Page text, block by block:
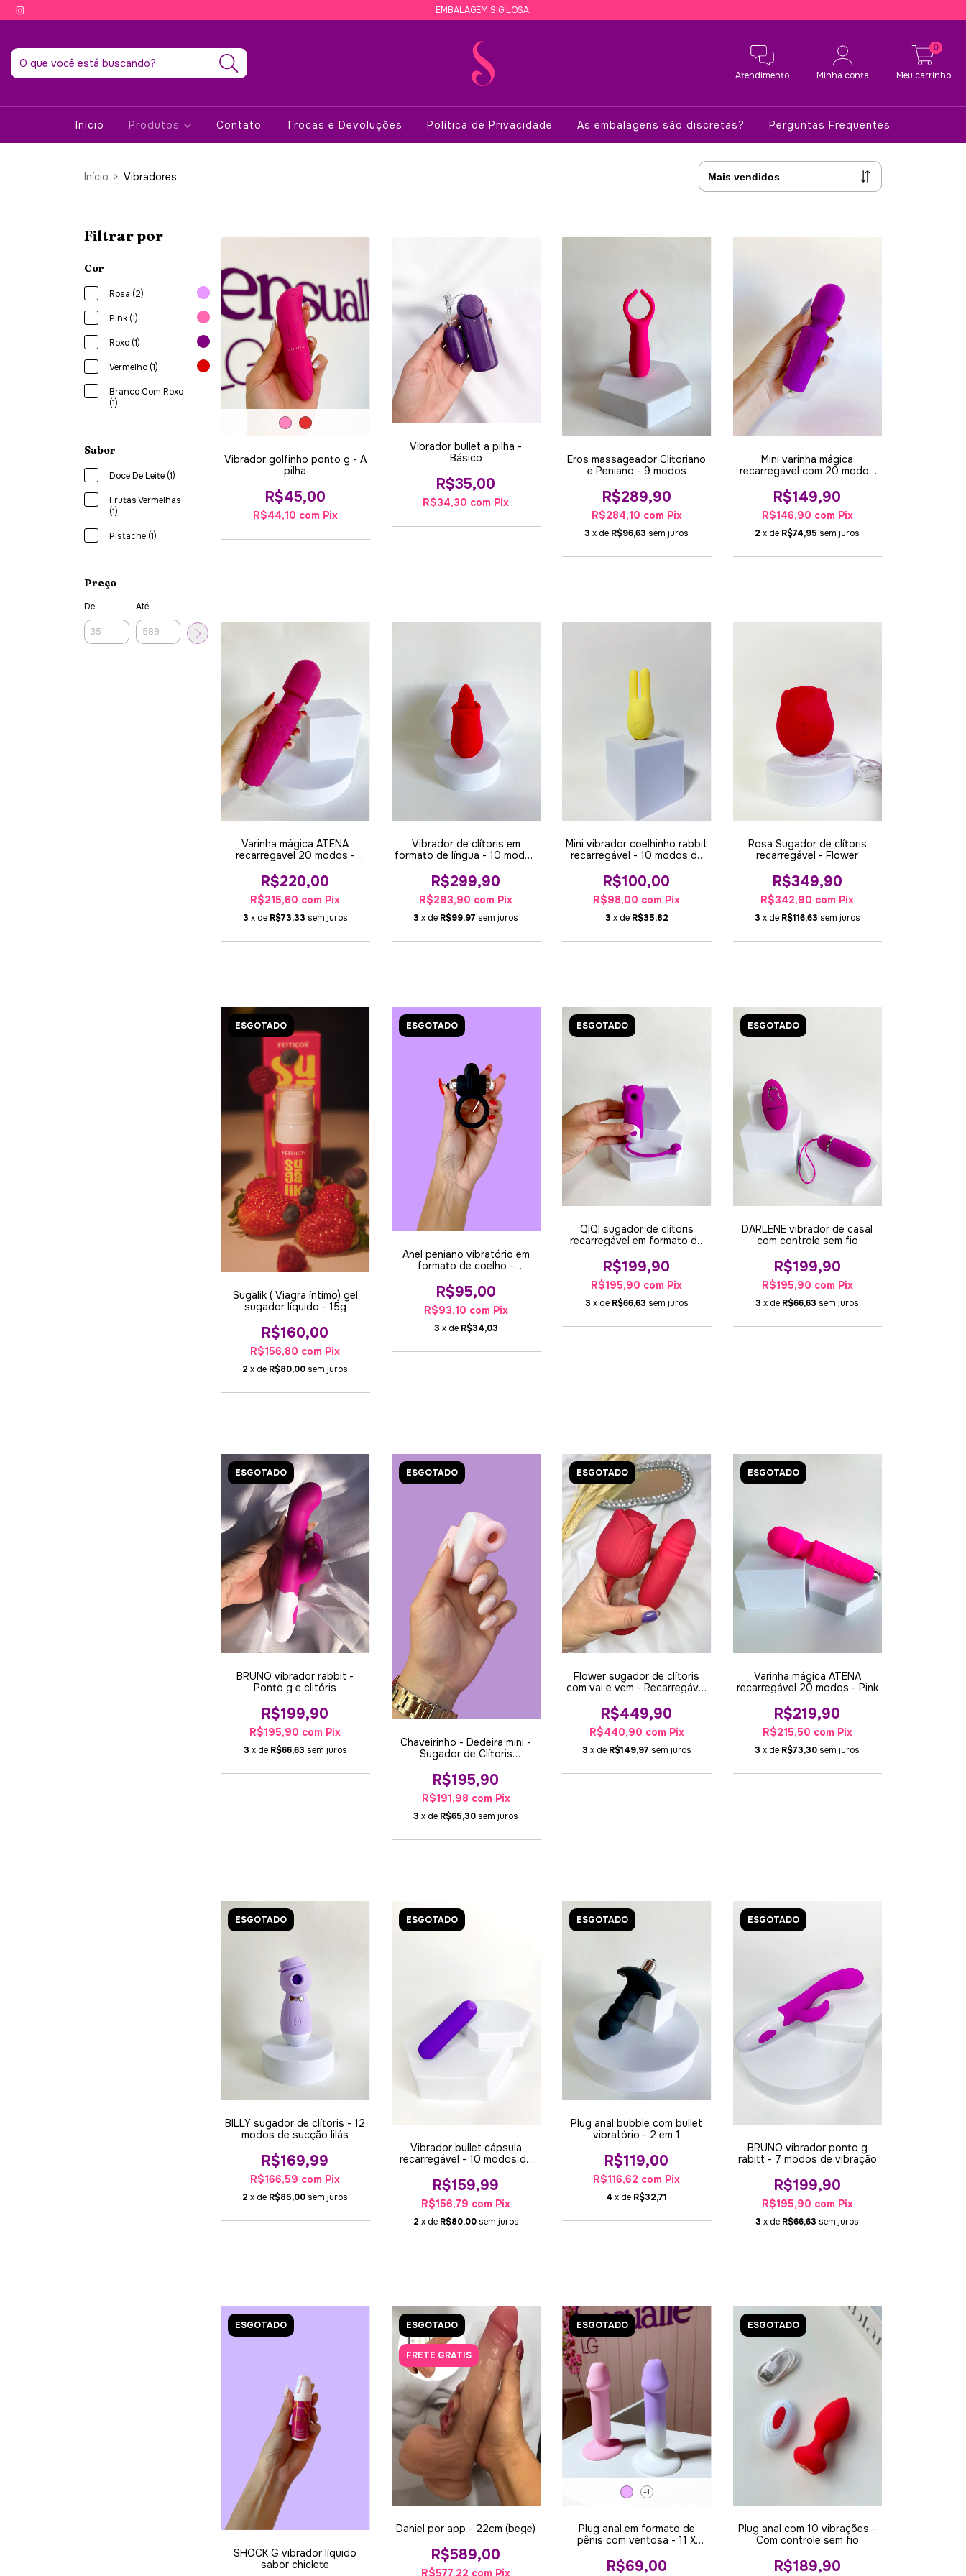
EMBALAGEM SIGILOSA!
Atendimento Minha conta Meu carrinho
0
Início Produtos Contato Trocas e Devoluções Política de Privacidade As embalagens são discretas? Perguntas Frequentes
Início > Vibradores
Filtrar por
Cor
Rosa (2)
Pink (1)
Roxo (1)
Vermelho (1)
Branco Com Roxo
(1)
Sabor
Doce De Leite (1)
Frutas Vermelhas
(1)
Pistache (1)
Preço
De Até
Vibrador golfinho ponto g - A
pilha
R$45,00
R$44,10 com Pix
Vibrador bullet a pilha -
Básico
R$35,00
R$34,30 com Pix
Eros massageador Clitoriano
e Peniano - 9 modos
R$289,90
R$284,10 com Pix
3 x de R$96,63 sem juros
Mini varinha mágica
recarregável com 20 modos
R$149,90
R$146,90 com Pix
2 x de R$74,95 sem juros
Varinha mágica ATENA
recarregavel 20 modos -
R$220,00
R$215,60 com Pix
3 x de R$73,33 sem juros
Vibrador de clítoris em
formato de língua - 10 modos
R$299,90
R$293,90 com Pix
3 x de R$99,97 sem juros
Mini vibrador coelhinho rabbit
recarregável - 10 modos de
R$100,00
R$98,00 com Pix
3 x de R$35,82
Rosa Sugador de clítoris
recarregável - Flower
R$349,90
R$342,90 com Pix
3 x de R$116,63 sem juros
ESGOTADO
Sugalik ( Viagra íntimo) gel
sugador líquido - 15g
R$160,00
R$156,80 com Pix
2 x de R$80,00 sem juros
ESGOTADO
Anel peniano vibratório em
formato de coelho -
R$95,00
R$93,10 com Pix
3 x de R$34,03
ESGOTADO
QIQI sugador de clítoris
recarregável em formato de
R$199,90
R$195,90 com Pix
3 x de R$66,63 sem juros
ESGOTADO
DARLENE vibrador de casal
com controle sem fio
R$199,90
R$195,90 com Pix
3 x de R$66,63 sem juros
ESGOTADO
BRUNO vibrador rabbit -
Ponto g e clitóris
R$199,90
R$195,90 com Pix
3 x de R$66,63 sem juros
ESGOTADO
Chaveirinho - Dedeira mini -
Sugador de Clítoris
R$195,90
R$191,98 com Pix
3 x de R$65,30 sem juros
ESGOTADO
Flower sugador de clítoris
com vai e vem - Recarregável
R$449,90
R$440,90 com Pix
3 x de R$149,97 sem juros
ESGOTADO
Varinha mágica ATENA
recarregável 20 modos - Pink
R$219,90
R$215,50 com Pix
3 x de R$73,30 sem juros
ESGOTADO
BILLY sugador de clítoris - 12
modos de sucção lilás
R$169,99
R$166,59 com Pix
2 x de R$85,00 sem juros
ESGOTADO
Vibrador bullet cápsula
recarregável - 10 modos de
R$159,99
R$156,79 com Pix
2 x de R$80,00 sem juros
ESGOTADO
Plug anal bubble com bullet
vibratório - 2 em 1
R$119,00
R$116,62 com Pix
4 x de R$32,71
ESGOTADO
BRUNO vibrador ponto g
rabitt - 7 modos de vibração
R$199,90
R$195,90 com Pix
3 x de R$66,63 sem juros
ESGOTADO
SHOCK G vibrador líquido
sabor chiclete
ESGOTADO
FRETE GRÁTIS
Daniel por app - 22cm (bege)
R$589,00
R$577,22 com Pix
ESGOTADO
+1
Plug anal em formato de
pênis com ventosa - 11 X
R$69,00
ESGOTADO
Plug anal com 10 vibrações -
Com controle sem fio
R$189,90